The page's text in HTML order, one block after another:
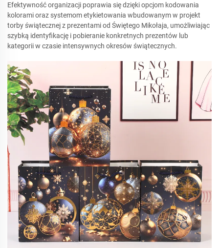
Efektywność organizacji poprawia się dzięki opcjom kodowania
kolorami oraz systemom etykietowania wbudowanym w projekt
torby świątecznej z prezentami od Świętego Mikołaja, umożliwiając
szybką identyfikację i pobieranie konkretnych prezentów lub
kategorii w czasie intensywnych okresów świątecznych.